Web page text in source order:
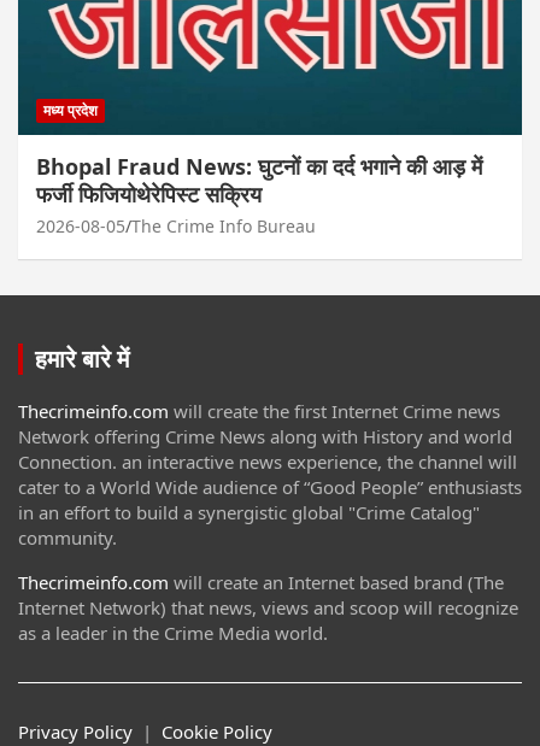
मध्य प्रदेश
Bhopal Fraud News: घुटनों का दर्द भगाने की आड़ में
फर्जी फिजियोथेरेपिस्ट सक्रिय
2026-08-05 The Crime Info Bureau
हमारे बारे में
Thecrimeinfo.com will create the first Internet Crime news
Network offering Crime News along with History and world
Connection. an interactive news experience, the channel will
cater to a World Wide audience of “Good People” enthusiasts
in an effort to build a synergistic global "Crime Catalog"
community.
Thecrimeinfo.com will create an Internet based brand (The
Internet Network) that news, views and scoop will recognize
as a leader in the Crime Media world.
Privacy Policy | Cookie Policy